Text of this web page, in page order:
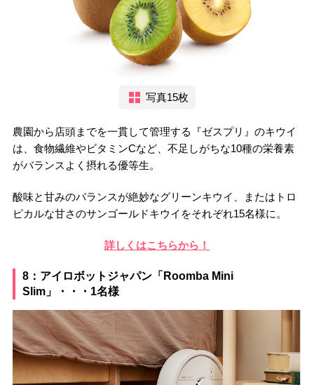
写真15枚
農園から店頭までを一貫して管理する『ゼスプリ』のキウイ
は、食物繊維やビタミンCなど、不足しがちな10種の栄養素
がバランスよく摂れる優等生。
酸味と甘みのバランスが絶妙なグリーンキウイ、またはトロ
ピカルな甘さのサンゴールドキウイをそれぞれ15名様に。
詳しくはこちらから！
8：アイロボットジャパン「Roomba Mini
Slim」・・・1名様